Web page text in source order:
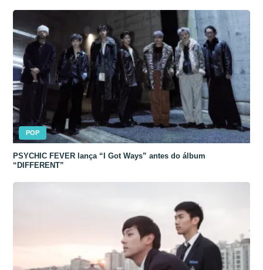
POP
PSYCHIC FEVER lança “I Got Ways” antes do álbum
“DIFFERENT”